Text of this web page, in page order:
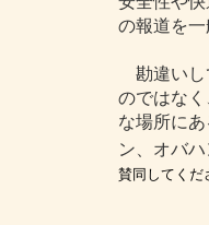
の報道を
勘違いし
のではな
な場所に
ン、オバハ
賛同してくだ